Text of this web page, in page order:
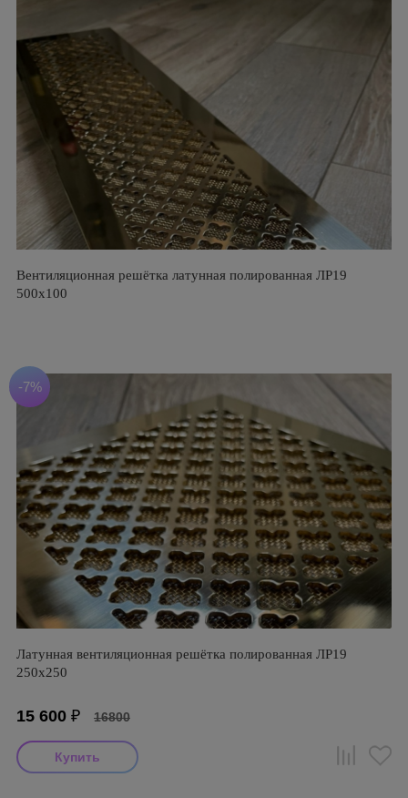
Вентиляционная решётка латунная полированная ЛР19
500х100
-7%
Латунная вентиляционная решётка полированная ЛР19
250х250
15 600 ₽ 16800